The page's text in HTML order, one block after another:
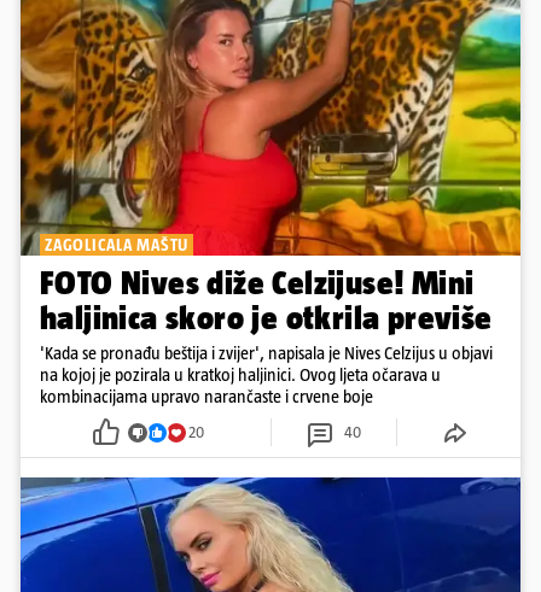
ZAGOLICALA MAŠTU
FOTO Nives diže Celzijuse! Mini
haljinica skoro je otkrila previše
'Kada se pronađu beštija i zvijer', napisala je Nives Celzijus u objavi
na kojoj je pozirala u kratkoj haljinici. Ovog ljeta očarava u
kombinacijama upravo narančaste i crvene boje
20 40